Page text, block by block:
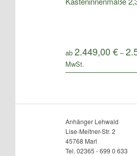
ab 2.449,00 €–
Anhänger Lehwald
Lise-Meitner-Str. 2
45768 Marl
Tel. 02365 - 699 0 633